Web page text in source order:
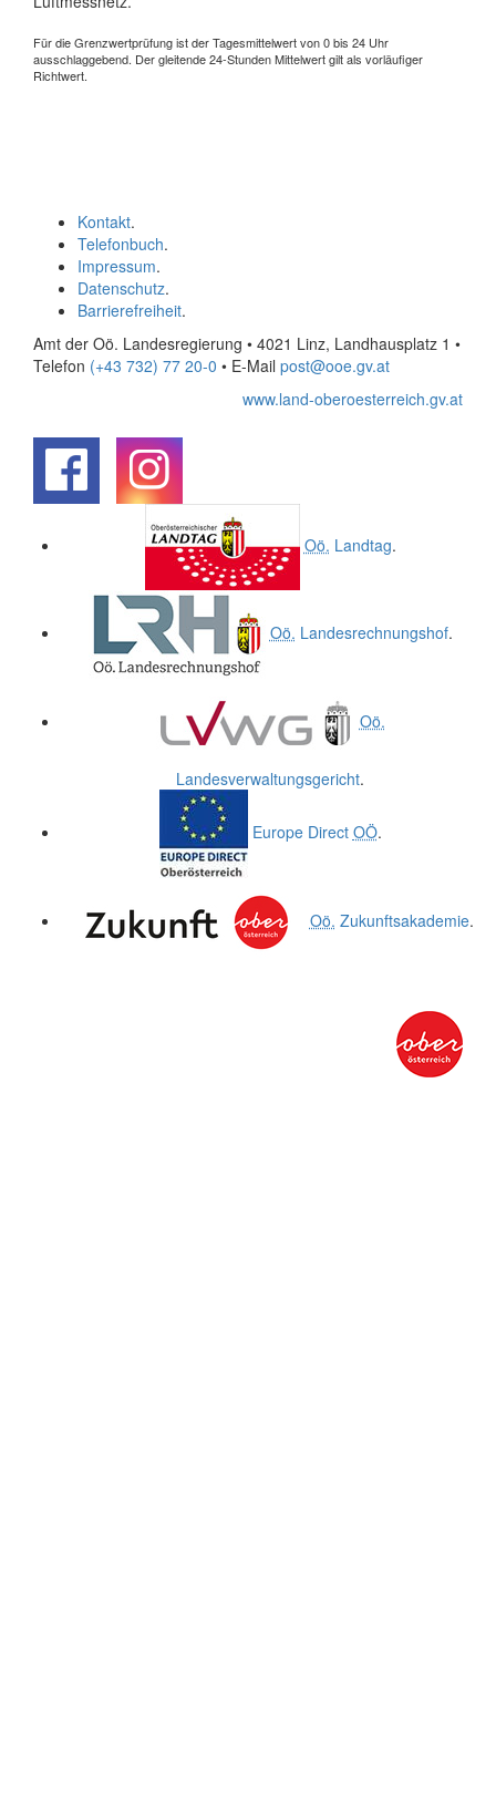
Für die Grenzwertprüfung ist der Tagesmittelwert von 0 bis 24 Uhr
ausschlaggebend. Der gleitende 24-Stunden Mittelwert gilt als vorläufiger
Richtwert.
Kontakt.
Telefonbuch.
Impressum.
Datenschutz.
Barrierefreiheit.
Amt der Oö. Landesregierung • 4021 Linz, Landhausplatz 1 •
Telefon (+43 732) 77 20-0 • E-Mail post@ooe.gv.at
www.land-oberoesterreich.gv.at
Oö. Landtag.
Oö. Landesrechnungshof.
Oö.
Landesverwaltungsgericht.
Europe Direct OÖ.
Oö. Zukunftsakademie.